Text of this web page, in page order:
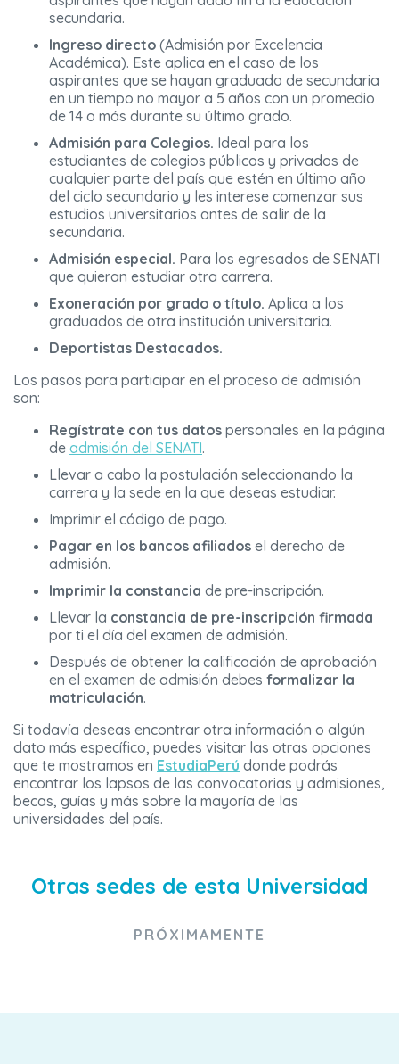
secundaria.
Ingreso directo (Admisión por Excelencia
Académica). Este aplica en el caso de los
aspirantes que se hayan graduado de secundaria
en un tiempo no mayor a 5 años con un promedio
de 14 o más durante su último grado.
Admisión para Colegios. Ideal para los
estudiantes de colegios públicos y privados de
cualquier parte del país que estén en último año
del ciclo secundario y les interese comenzar sus
estudios universitarios antes de salir de la
secundaria.
Admisión especial. Para los egresados de SENATI
que quieran estudiar otra carrera.
Exoneración por grado o título. Aplica a los
graduados de otra institución universitaria.
Deportistas Destacados.
Los pasos para participar en el proceso de admisión
son:
Regístrate con tus datos personales en la página
de admisión del SENATI.
Llevar a cabo la postulación seleccionando la
carrera y la sede en la que deseas estudiar.
Imprimir el código de pago.
Pagar en los bancos afiliados el derecho de
admisión.
Imprimir la constancia de pre-inscripción.
Llevar la constancia de pre-inscripción firmada
por ti el día del examen de admisión.
Después de obtener la calificación de aprobación
en el examen de admisión debes formalizar la
matriculación.
Si todavía deseas encontrar otra información o algún
dato más específico, puedes visitar las otras opciones
que te mostramos en EstudiaPerú donde podrás
encontrar los lapsos de las convocatorias y admisiones,
becas, guías y más sobre la mayoría de las
universidades del país.
Otras sedes de esta Universidad
PRÓXIMAMENTE